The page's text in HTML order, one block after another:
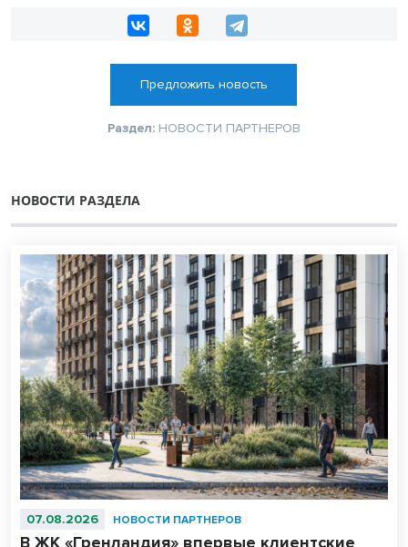
Предложить новость
Раздел: НОВОСТИ ПАРТНЕРОВ
НОВОСТИ РАЗДЕЛА
07.08.2026 НОВОСТИ ПАРТНЕРОВ
В ЖК «Гренландия» впервые клиентские